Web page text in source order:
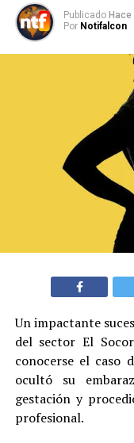
Publicado
Por Notifalcon
Un impactante
del sector El
conocerse el caso
ocultó su
gestación y
profesional.